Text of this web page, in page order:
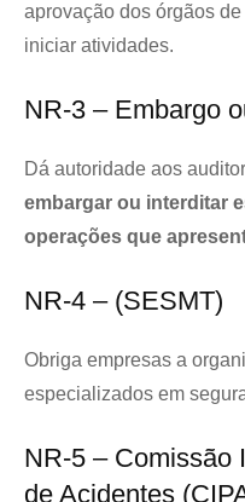
aprovação dos órgãos
iniciar atividades.
NR-3 – Embargo
Dá autoridade aos
embargar ou interditar
operações que
NR-4 – (SESMT)
Obriga empresas a
especializados em
NR-5 – Comissão
de Acidentes